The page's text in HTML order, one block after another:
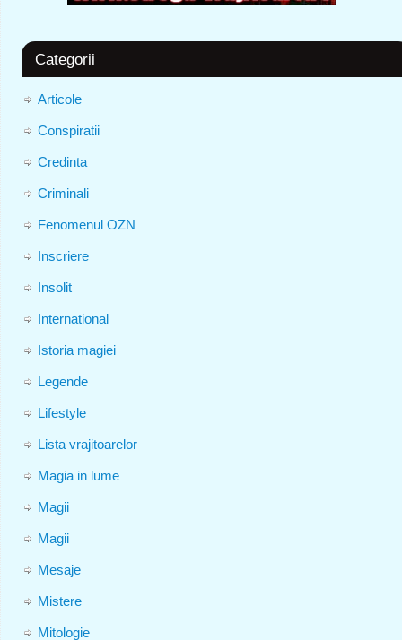
Categorii
Articole
Conspiratii
Credinta
Criminali
Fenomenul OZN
Inscriere
Insolit
International
Istoria magiei
Legende
Lifestyle
Lista vrajitoarelor
Magia in lume
Magii
Magii
Mesaje
Mistere
Mitologie